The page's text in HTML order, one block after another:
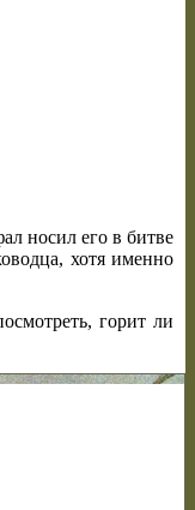
носил его в битве
хотя именно
горит ли